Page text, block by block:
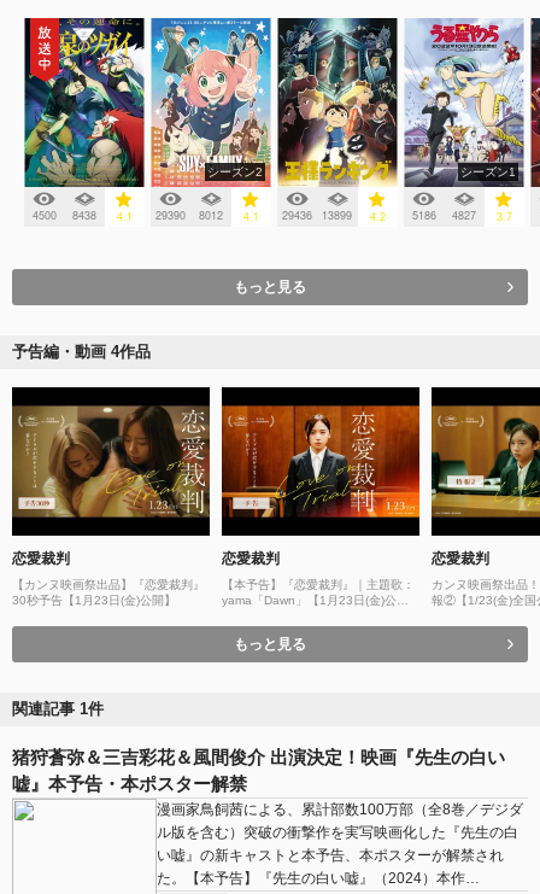
4500 8438 4.1
シーズン2
29390 8012 4.1 29436 13899 4.2
シーズン1
5186 4827 3.7
もっと見る
予告編・動画 4作品
恋愛裁判
【カンヌ映画祭出品】『恋愛裁判』
30秒予告【1月23日(金)公開】
恋愛裁判
【本予告】『恋愛裁判』｜主題歌：
yama「Dawn」【1月23日(金)公
恋愛裁判
カンヌ映画祭出品
報②【1/23(金)全国
もっと見る
関連記事 1件
猪狩蒼弥＆三吉彩花＆風間俊介 出演決定！映画『先生の白い
嘘』本予告・本ポスター解禁
漫画家鳥飼茜による、累計部数100万部（全8巻／デジダ
ル版を含む）突破の衝撃作を実写映画化した『先生の白
い嘘』の新キャストと本予告、本ポスターが解禁され
た。【本予告】『先生の白い嘘』（2024）本作…